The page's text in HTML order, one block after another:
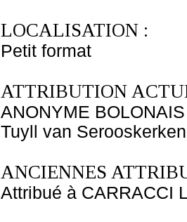
LOCALISATION :
Petit format
ATTRIBUTION
ANONYME
Tuyll van
ANCIENNES
Attribué à CARRACCI